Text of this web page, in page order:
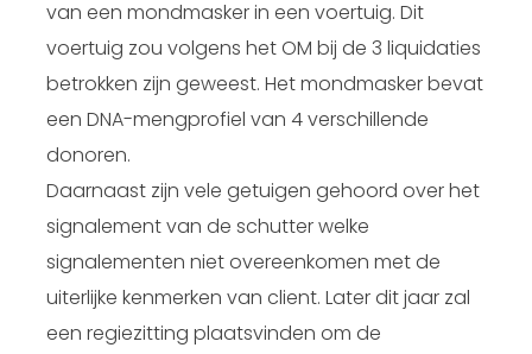
van een mondmasker in een voertuig. Dit
voertuig zou volgens het OM bij de 3 liquidaties
betrokken zijn geweest. Het mondmasker bevat
een DNA-mengprofiel van 4 verschillende
donoren.
Daarnaast zijn vele getuigen gehoord over het
signalement van de schutter welke
signalementen niet overeenkomen met de
uiterlijke kenmerken van client. Later dit jaar zal
een regiezitting plaatsvinden om de